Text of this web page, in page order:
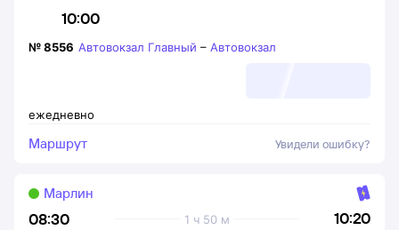
10:00
ежедневно
№8556 Автовокзал Главный – Автовокзал
Маршрут Увидели ошибку?
08:30 10:20
1 ч 50 м
Марлин